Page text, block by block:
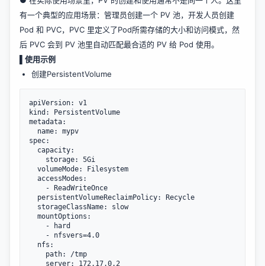
有一个典型的应用场景：管理员创建一个 PV 池，开发人员创建
Pod 和 PVC，PVC 里定义了Pod所需存储的大小和访问模式，然
后 PVC 会到 PV 池里自动匹配最合适的 PV 给 Pod 使用。
▌使用示例
创建PersistentVolume
apiVersion: v1
kind: PersistentVolume
metadata:
spec: